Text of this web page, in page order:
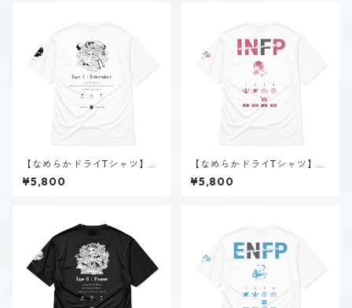
【なめらかドライTシャツ】タ
イプ７-楽しむ人（ホーリー）
｜ホワイト
¥5,800
【なめらかドライTシャツ】夜
月 夢乃（INFP）｜ホワイト
¥5,800